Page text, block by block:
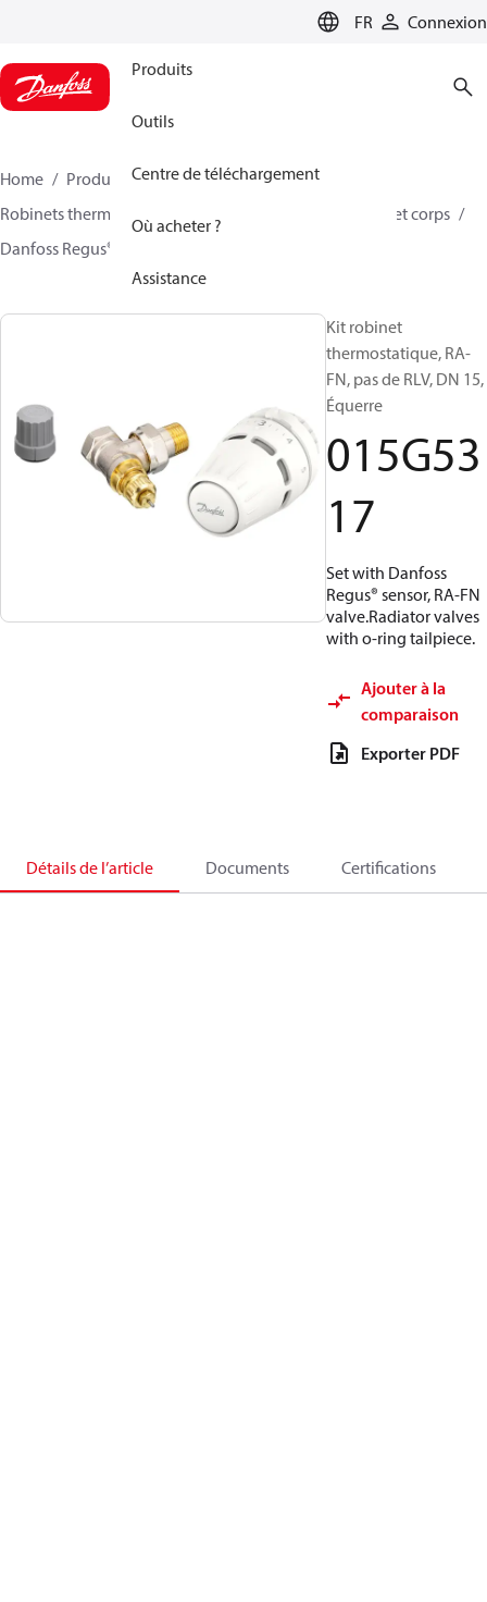
FR Connexion
Produits
Outils
Centre de téléchargement
Où acheter ?
Assistance
Home Produits
Climate Solutions - chauffage
Robinets thermostatiques
Kits tête et corps
Danfoss Regus® + RA-FN
Kit robinet
thermostatique, RA-
FN, pas de RLV, DN 15,
Équerre
015G53
17
Set with Danfoss
Regus® sensor, RA-FN
valve.Radiator valves
with o-ring tailpiece.
Ajouter à la
comparaison
Exporter PDF
Détails de l’article Documents Certifications